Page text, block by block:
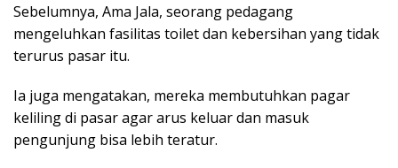
Sebelumnya, Ama Jala, seorang pedagang
mengeluhkan fasilitas toilet dan kebersihan yang tidak
terurus pasar itu.
Ia juga mengatakan, mereka membutuhkan pagar
keliling di pasar agar arus keluar dan masuk
pengunjung bisa lebih teratur.